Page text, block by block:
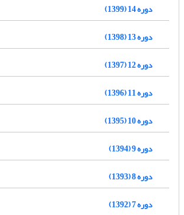
دوره 14 (1399)
دوره 13 (1398)
دوره 12 (1397)
دوره 11 (1396)
دوره 10 (1395)
دوره 9 (1394)
دوره 8 (1393)
دوره 7 (1392)